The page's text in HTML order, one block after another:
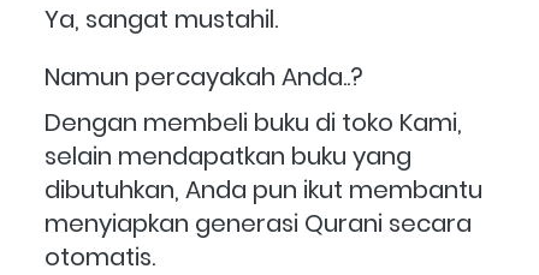
Ya, sangat mustahil.
Namun percayakah Anda..?
Dengan membeli buku di toko Kami,
selain mendapatkan buku yang
dibutuhkan, Anda pun ikut membantu
menyiapkan generasi Qurani secara
otomatis.